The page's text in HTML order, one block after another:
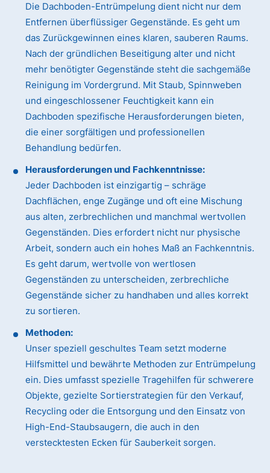
Die Dachboden-Entrümpelung dient nicht nur dem
Entfernen überflüssiger Gegenstände. Es geht um
das Zurückgewinnen eines klaren, sauberen Raums.
Nach der gründlichen Beseitigung alter und nicht
mehr benötigter Gegenstände steht die sachgemäße
Reinigung im Vordergrund. Mit Staub, Spinnweben
und eingeschlossener Feuchtigkeit kann ein
Dachboden spezifische Herausforderungen bieten,
die einer sorgfältigen und professionellen
Behandlung bedürfen.
Herausforderungen und Fachkenntnisse:
Jeder Dachboden ist einzigartig – schräge
Dachflächen, enge Zugänge und oft eine Mischung
aus alten, zerbrechlichen und manchmal wertvollen
Gegenständen. Dies erfordert nicht nur physische
Arbeit, sondern auch ein hohes Maß an Fachkenntnis.
Es geht darum, wertvolle von wertlosen
Gegenständen zu unterscheiden, zerbrechliche
Gegenstände sicher zu handhaben und alles korrekt
zu sortieren.
Methoden:
Unser speziell geschultes Team setzt moderne
Hilfsmittel und bewährte Methoden zur Entrümpelung
ein. Dies umfasst spezielle Tragehilfen für schwerere
Objekte, gezielte Sortierstrategien für den Verkauf,
Recycling oder die Entsorgung und den Einsatz von
High-End-Staubsaugern, die auch in den
verstecktesten Ecken für Sauberkeit sorgen.